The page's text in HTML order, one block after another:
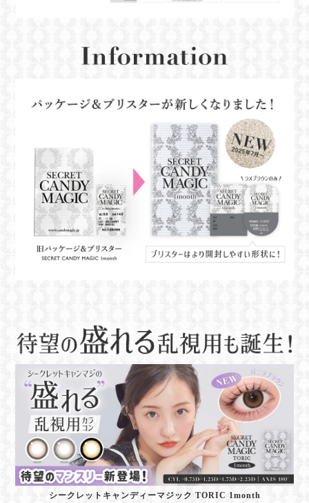
シークレットキャンディーマジック TORIC 1month